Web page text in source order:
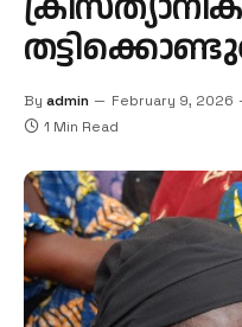
By admin February 9, 2026
1 Min Read